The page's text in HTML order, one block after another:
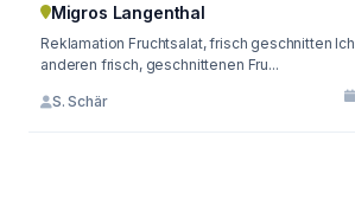
Migros Langenthal
Reklamation Fruchtsalat, frisch geschnitten Ich möchte einen
anderen frisch, geschnittenen Fru...
S. Schär